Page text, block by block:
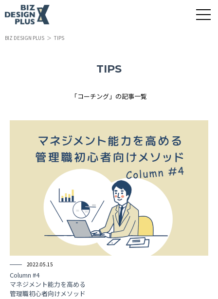
BIZ DESIGN PLUS TIPS
TIPS
「コーチング」の記事一覧
2022.05.15
Column #4
マネジメント能力を高める
管理職初心者向けメソッド